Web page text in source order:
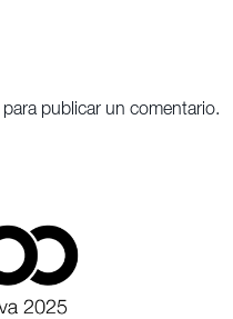
para publicar un comentario.